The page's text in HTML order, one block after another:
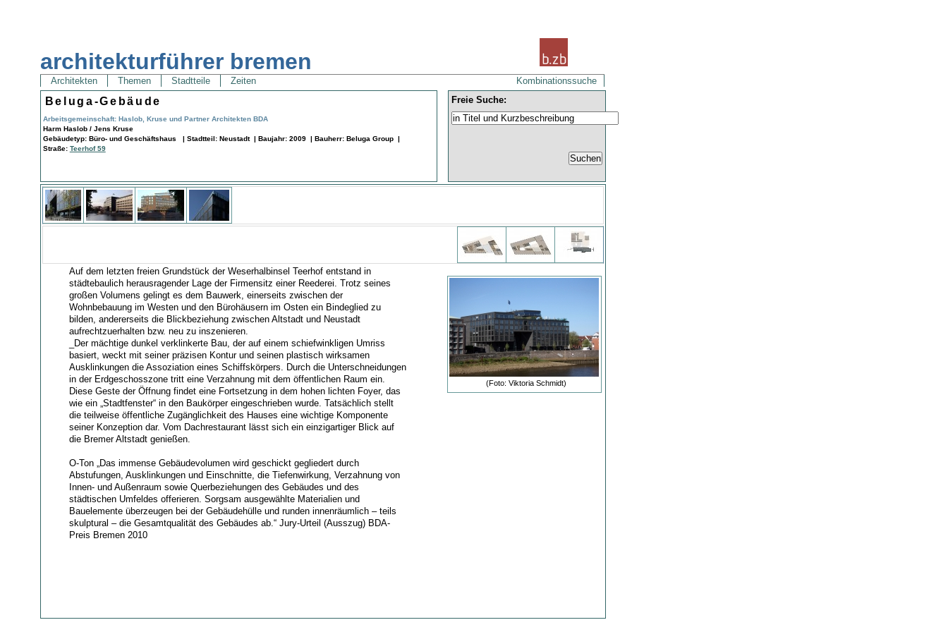
architekturführer bremen
Architekten Themen Stadtteile Zeiten Kombinationssuche
Beluga-Gebäude
Arbeitsgemeinschaft: Haslob, Kruse und Partner Architekten BDA
Harm Haslob / Jens Kruse
Gebäudetyp: Büro- und Geschäftshaus | Stadtteil: Neustadt | Baujahr: 2009 | Bauherr: Beluga Group |
Straße: Teerhof 59
Freie Suche:
(Foto: Viktoria Schmidt)
Auf dem letzten freien Grundstück der Weserhalbinsel Teerhof entstand in
städtebaulich herausragender Lage der Firmensitz einer Reederei. Trotz seines
großen Volumens gelingt es dem Bauwerk, einerseits zwischen der
Wohnbebauung im Westen und den Bürohäusern im Osten ein Bindeglied zu
bilden, andererseits die Blickbeziehung zwischen Altstadt und Neustadt
aufrechtzuerhalten bzw. neu zu inszenieren.
_Der mächtige dunkel verklinkerte Bau, der auf einem schiefwinkligen Umriss
basiert, weckt mit seiner präzisen Kontur und seinen plastisch wirksamen
Ausklinkungen die Assoziation eines Schiffskörpers. Durch die Unterschneidungen
in der Erdgeschosszone tritt eine Verzahnung mit dem öffentlichen Raum ein.
Diese Geste der Öffnung findet eine Fortsetzung in dem hohen lichten Foyer, das
wie ein „Stadtfenster“ in den Baukörper eingeschrieben wurde. Tatsächlich stellt
die teilweise öffentliche Zugänglichkeit des Hauses eine wichtige Komponente
seiner Konzeption dar. Vom Dachrestaurant lässt sich ein einzigartiger Blick auf
die Bremer Altstadt genießen.
O-Ton „Das immense Gebäudevolumen wird geschickt gegliedert durch
Abstufungen, Ausklinkungen und Einschnitte, die Tiefenwirkung, Verzahnung von
Innen- und Außenraum sowie Querbeziehungen des Gebäudes und des
städtischen Umfeldes offerieren. Sorgsam ausgewählte Materialien und
Bauelemente überzeugen bei der Gebäudehülle und runden innenräumlich – teils
skulptural – die Gesamtqualität des Gebäudes ab.“ Jury-Urteil (Ausszug) BDA-
Preis Bremen 2010